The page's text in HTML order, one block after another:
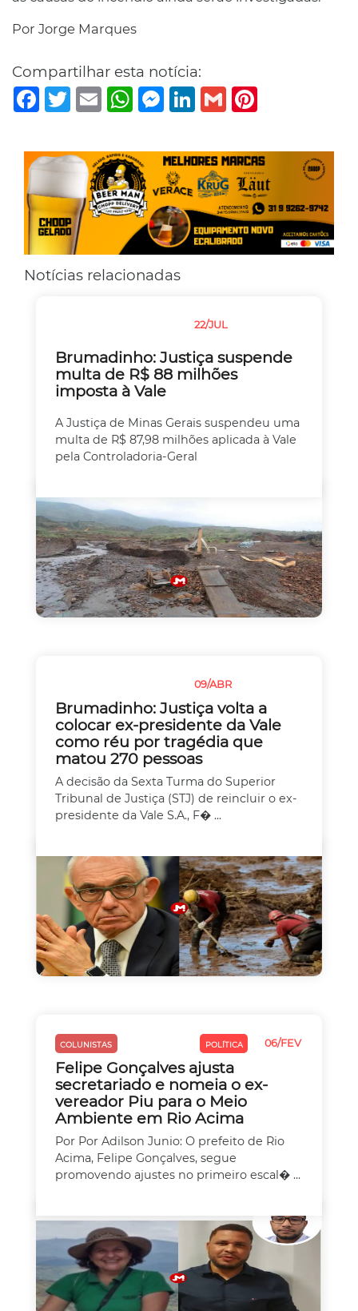
Por Jorge Marques
Compartilhar esta notícia:
Facebook
TwitterEmail WhatsAppMessenger
LinkedIn
Gmail
Notícias relacionadas
22/JUL
Brumadinho: Justiça suspende
multa de R$ 88 milhões
imposta à Vale
A Justiça de Minas Gerais suspendeu uma
multa de R$ 87,98 milhões aplicada à Vale
pela Controladoria-Geral
09/ABR
Brumadinho: Justiça volta a
colocar ex-presidente da Vale
como réu por tragédia que
matou 270 pessoas
A decisão da Sexta Turma do Superior
Tribunal de Justiça (STJ) de reincluir o ex-
presidente da Vale S.A., F� ...
COLUNISTAS POLÍTICA 06/FEV
Felipe Gonçalves ajusta
secretariado e nomeia o ex-
vereador Piu para o Meio
Ambiente em Rio Acima
Por Por Adilson Junio: O prefeito de Rio
Acima, Felipe Gonçalves, segue
promovendo ajustes no primeiro escal� ...